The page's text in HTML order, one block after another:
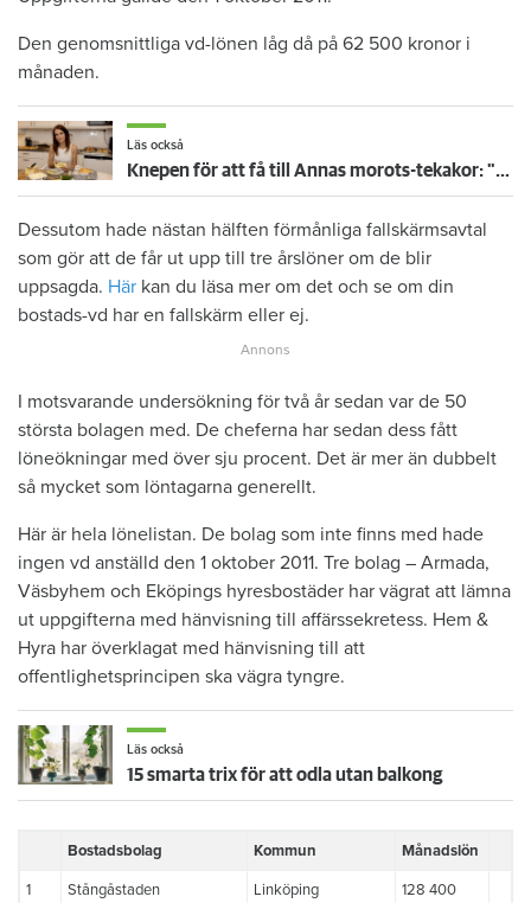
Den genomsnittliga vd-lönen låg då på 62 500 kronor i
månaden.
Läs också
Knepen för att få till Annas morots-tekakor: "Kladda lite"
Dessutom hade nästan hälften förmånliga fallskärmsavtal
som gör att de får ut upp till tre årslöner om de blir
uppsagda. Här kan du läsa mer om det och se om din
bostads-vd har en fallskärm eller ej.
I motsvarande undersökning för två år sedan var de 50
största bolagen med. De cheferna har sedan dess fått
löneökningar med över sju procent. Det är mer än dubbelt
så mycket som löntagarna generellt.
Här är hela lönelistan. De bolag som inte finns med hade
ingen vd anställd den 1 oktober 2011. Tre bolag – Armada,
Väsbyhem och Eköpings hyresbostäder har vägrat att lämna
ut uppgifterna med hänvisning till affärssekretess. Hem &
Hyra har överklagat med hänvisning till att
offentlighetsprincipen ska vägra tyngre.
Läs också
15 smarta trix för att odla utan balkong
Bostadsbolag Kommun Månadslön
1 Stångåstaden Linköping 128 400